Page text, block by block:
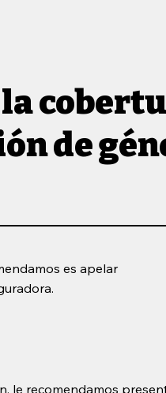
de
es apelar
le recomendamos